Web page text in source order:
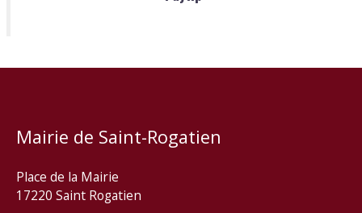
Mairie de Saint-Rogatien
Place de la Mairie
17220 Saint Rogatien